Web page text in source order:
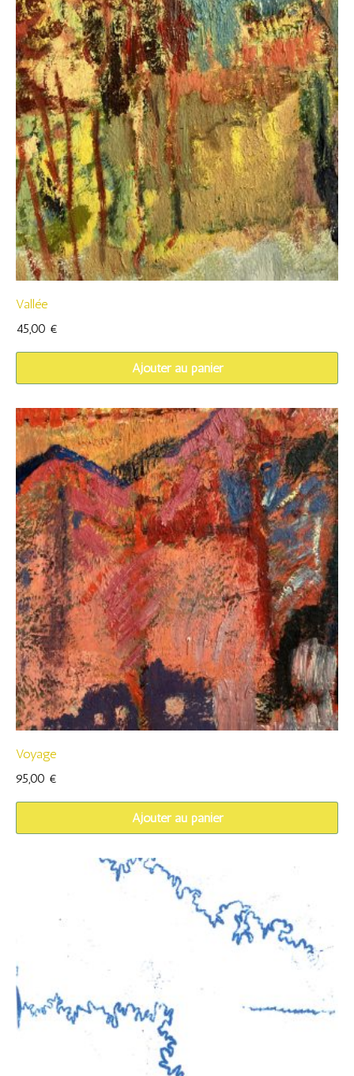
Vallée
45,00 €
Ajouter au panier
Voyage
95,00 €
Ajouter au panier